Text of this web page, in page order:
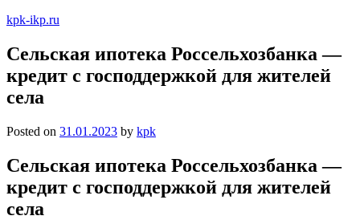
kpk-ikp.ru
Сельская ипотека Россельхозбанка —
кредит с господдержкой для жителей
села
Posted on 31.01.2023 by kpk
Сельская ипотека Россельхозбанка —
кредит с господдержкой для жителей
села